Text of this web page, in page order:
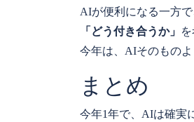
AIが便利になる一方
「どう付き合うか」
今年は、AIそのもの
まとめ
今年1年で、AIは確実